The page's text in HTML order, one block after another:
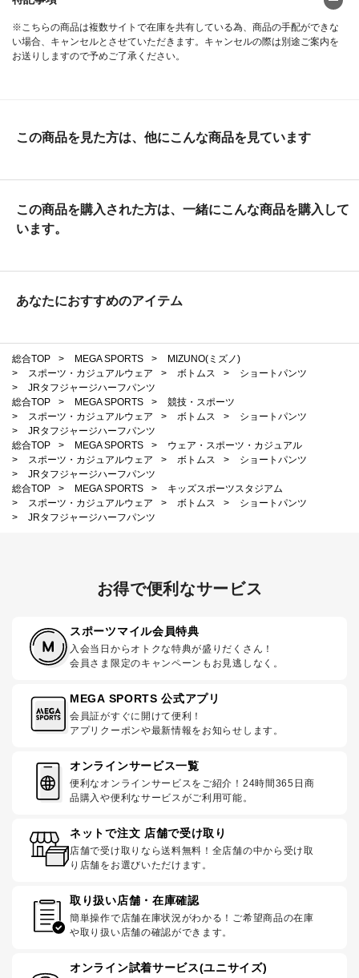
※こちらの商品は複数サイトで在庫を共有している為、商品の手配ができな
い場合、キャンセルとさせていただきます。キャンセルの際は別途ご案内を
お送りしますので予めご了承ください。
この商品を見た方は、他にこんな商品を見ています
この商品を購入された方は、一緒にこんな商品を購入して
います。
あなたにおすすめのアイテム
総合TOP > MEGA SPORTS >
MIZUNO(ミズノ)
>
スポーツ・カジュアルウェア > ボトムス >
ショートパンツ
>
JRタフジャージハーフパンツ
総合TOP
> MEGA SPORTS >
競技・スポーツ
>
スポーツ・カジュアルウェア > ボトムス >
ショートパンツ
>
JRタフジャージハーフパンツ
総合TOP
> MEGA SPORTS >
ウェア・スポーツ・カジュアル
>
スポーツ・カジュアルウェア > ボトムス >
ショートパンツ
>
JRタフジャージハーフパンツ
総合TOP
> MEGA SPORTS >
キッズスポーツスタジアム
>
スポーツ・カジュアルウェア > ボトムス >
ショートパンツ
>
JRタフジャージハーフパンツ
お得で便利なサービス
スポーツマイル会員特典
入会当日からオトクな特典が盛りだくさん！
会員さま限定のキャンペーンもお見逃しなく。
MEGA SPORTS 公式アプリ
会員証がすぐに開けて便利！
アプリクーポンや最新情報をお知らせします。
オンラインサービス一覧
便利なオンラインサービスをご紹介！24時間365日商
品購入や便利なサービスがご利用可能。
ネットで注文 店舗で受け取り
店舗で受け取りなら送料無料！全店舗の中から受け取
り店舗をお選びいただけます。
取り扱い店舗・在庫確認
簡単操作で店舗在庫状況がわかる！ご希望商品の在庫
や取り扱い店舗の確認ができます。
オンライン試着サービス(ユニサイズ)